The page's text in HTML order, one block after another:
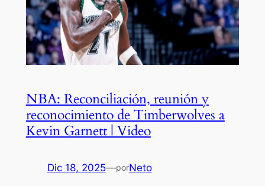
NBA: Reconciliación, reunión y
reconocimiento de Timberwolves a
Kevin Garnett | Video
Dic 18, 2025—porNeto